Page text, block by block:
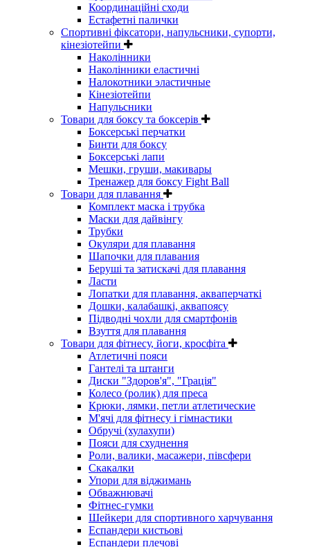
Координаційні сходи
Естафетні палички
Спортивні фіксатори, напульсники, супорти,
кінезіотейпи
Наколінники
Наколінники еластичні
Налокотники эластичные
Кінезіотейпи
Напульсники
Товари для боксу та боксерів
Боксерські перчатки
Бинти для боксу
Боксерські лапи
Мешки, груши, макивары
Тренажер для боксу Fight Ball
Товари для плавання
Комплект маска і трубка
Маски для дайвінгу
Трубки
Окуляри для плавання
Шапочки для плавания
Беруші та затискачі для плавання
Ласти
Лопатки для плавання, акваперчаткі
Дошки, калабашкі, аквапоясу
Підводні чохли для смартфонів
Взуття для плавання
Товари для фітнесу, йоги, кросфіта
Атлетичні пояси
Гантелі та штанги
Диски "Здоров'я", "Грація"
Колесо (ролик) для преса
Крюки, лямки, петли атлетические
М'ячі для фітнесу і гімнастики
Обручі (хулахупи)
Пояси для схуднення
Роли, валики, масажери, півсфери
Скакалки
Упори для віджимань
Обважнювачі
Фітнес-гумки
Шейкери для спортивного харчування
Еспандери кистьові
Еспандери плечові